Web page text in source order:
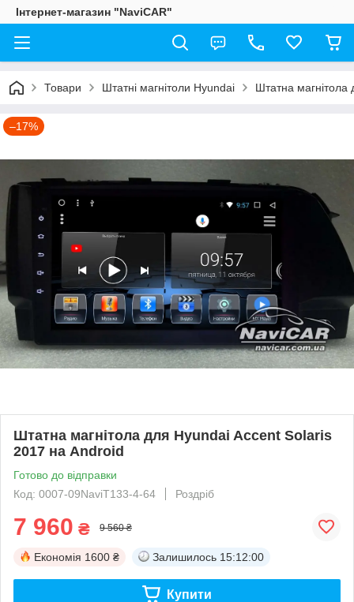
Інтернет-магазин "NaviCAR"
Товари Штатні магнітоли Hyundai Штатна
–17%
Штатна магнітола для Hyundai Accent Solaris
2017 на Android
Готово до відправки
Код: 0007-09NaviT133-4-64
Роздріб
7 960 ₴ 9 560 ₴
Економія 1600 ₴ Залишилось 15:12:00
Купити